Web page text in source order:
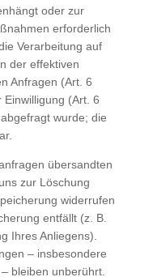
oder zur
erforderlich
Verarbeitung auf
der effektiven
Anfragen (Art. 6
(Art. 6
wurde; die
übersandten
zur Löschung
widerrufen
entfällt (z. B.
Ihres Anliegens).
– insbesondere
bleiben unberührt.